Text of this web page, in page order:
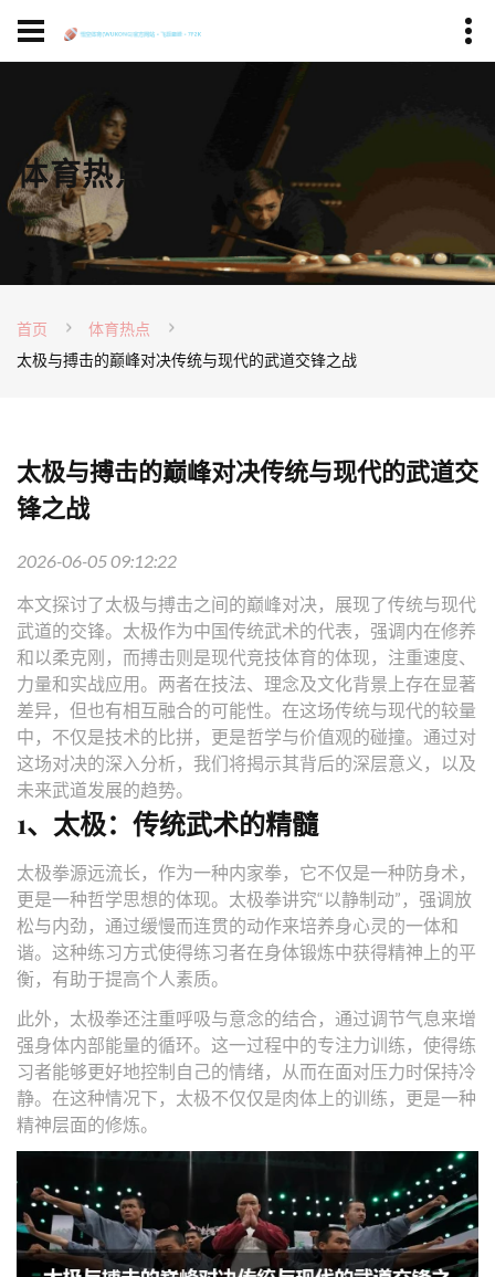
体育热点
首页
体育热点
太极与搏击的巅峰对决传统与现代的武道交锋之战
太极与搏击的巅峰对决传统与现代的武道交
锋之战
2026-06-05 09:12:22
本文探讨了太极与搏击之间的巅峰对决，展现了传统与现代
武道的交锋。太极作为中国传统武术的代表，强调内在修养
和以柔克刚，而搏击则是现代竞技体育的体现，注重速度、
力量和实战应用。两者在技法、理念及文化背景上存在显著
差异，但也有相互融合的可能性。在这场传统与现代的较量
中，不仅是技术的比拼，更是哲学与价值观的碰撞。通过对
这场对决的深入分析，我们将揭示其背后的深层意义，以及
未来武道发展的趋势。
1、太极：传统武术的精髓
太极拳源远流长，作为一种内家拳，它不仅是一种防身术，
更是一种哲学思想的体现。太极拳讲究“以静制动”，强调放
松与内劲，通过缓慢而连贯的动作来培养身心灵的一体和
谐。这种练习方式使得练习者在身体锻炼中获得精神上的平
衡，有助于提高个人素质。
此外，太极拳还注重呼吸与意念的结合，通过调节气息来增
强身体内部能量的循环。这一过程中的专注力训练，使得练
习者能够更好地控制自己的情绪，从而在面对压力时保持冷
静。在这种情况下，太极不仅仅是肉体上的训练，更是一种
精神层面的修炼。